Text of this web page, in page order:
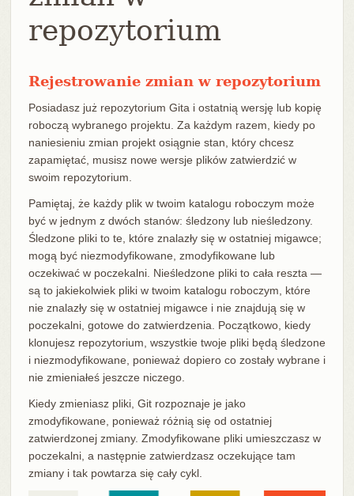
repozytorium
Rejestrowanie zmian w repozytorium
Posiadasz już repozytorium Gita i ostatnią wersję lub kopię
roboczą wybranego projektu. Za każdym razem, kiedy po
naniesieniu zmian projekt osiągnie stan, który chcesz
zapamiętać, musisz nowe wersje plików zatwierdzić w
swoim repozytorium.
Pamiętaj, że każdy plik w twoim katalogu roboczym może
być w jednym z dwóch stanów: śledzony lub nieśledzony.
Śledzone pliki to te, które znalazły się w ostatniej migawce;
mogą być niezmodyfikowane, zmodyfikowane lub
oczekiwać w poczekalni. Nieśledzone pliki to cała reszta —
są to jakiekolwiek pliki w twoim katalogu roboczym, które
nie znalazły się w ostatniej migawce i nie znajdują się w
poczekalni, gotowe do zatwierdzenia. Początkowo, kiedy
klonujesz repozytorium, wszystkie twoje pliki będą śledzone
i niezmodyfikowane, ponieważ dopiero co zostały wybrane i
nie zmieniałeś jeszcze niczego.
Kiedy zmieniasz pliki, Git rozpoznaje je jako
zmodyfikowane, ponieważ różnią się od ostatniej
zatwierdzonej zmiany. Zmodyfikowane pliki umieszczasz w
poczekalni, a następnie zatwierdzasz oczekujące tam
zmiany i tak powtarza się cały cykl.